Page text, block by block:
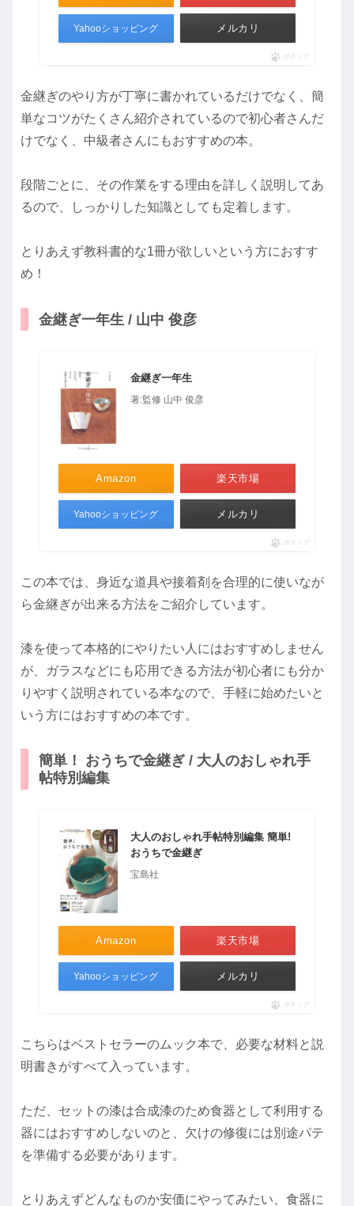
Yahooショッピング メルカリ
ポチップ
金継ぎのやり方が丁寧に書かれているだけでなく、簡
単なコツがたくさん紹介されているので初心者さんだ
けでなく、中級者さんにもおすすめの本。
段階ごとに、その作業をする理由を詳しく説明してあ
るので、しっかりした知識としても定着します。
とりあえず教科書的な1冊が欲しいという方におすす
め！
金継ぎ一年生 / 山中 俊彦
金継ぎ一年生
著:監修 山中 俊彦
Amazon 楽天市場
Yahooショッピング メルカリ
ポチップ
この本では、身近な道具や接着剤を合理的に使いなが
ら金継ぎが出来る方法をご紹介しています。
漆を使って本格的にやりたい人にはおすすめしません
が、ガラスなどにも応用できる方法が初心者にも分か
りやすく説明されている本なので、手軽に始めたいと
いう方にはおすすめの本です。
簡単！ おうちで金継ぎ / 大人のおしゃれ手
帖特別編集
大人のおしゃれ手帖特別編集 簡単!
おうちで金継ぎ
宝島社
Amazon 楽天市場
Yahooショッピング メルカリ
ポチップ
こちらはベストセラーのムック本で、必要な材料と説
明書きがすべて入っています。
ただ、セットの漆は合成漆のため食器として利用する
器にはおすすめしないのと、欠けの修復には別途パテ
を準備する必要があります。
とりあえずどんなものか安価にやってみたい、食器に